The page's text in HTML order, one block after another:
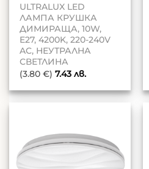
ULTRALUX LED
ЛАМПА КРУШКА
ДИМИРАЩА, 10W,
E27, 4200K, 220-240V
AC, НЕУТРАЛНА
СВЕТЛИНА
(3.80 €) 7.43лв.